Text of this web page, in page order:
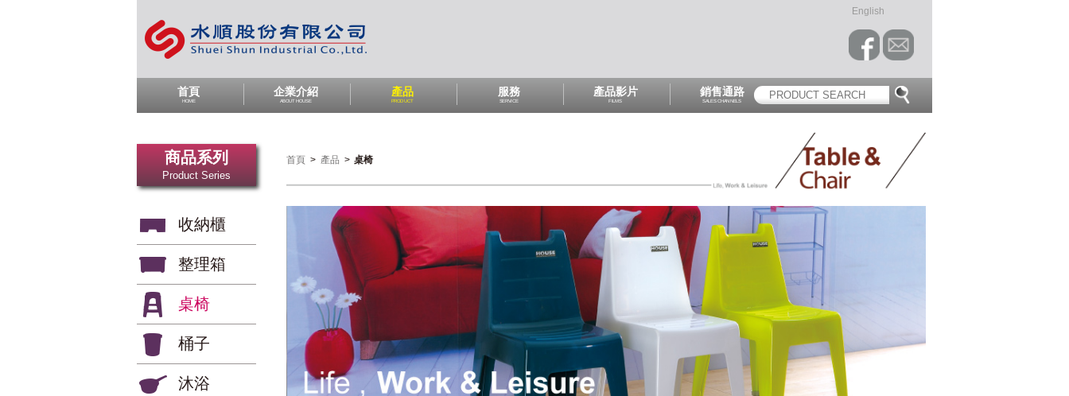
English
首頁
HOME
企業介紹
ABOUT HOUSE
產品
PRODUCT
服務
SERVICE
產品影片
FILMS
銷售通路
SALES CHANNELS
商品系列
Product Series
收納櫃
整理箱
桌椅
桶子
沐浴
首頁 > 產品 > 桌椅